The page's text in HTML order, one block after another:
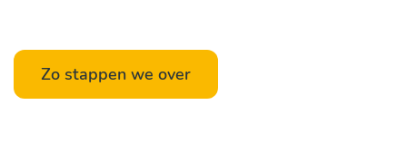
Zo stappen we over